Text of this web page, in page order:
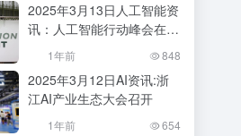
2025年3月13日人工智能资
讯：人工智能行动峰会在巴
黎成功举办
1年前 848
2025年3月12日AI资讯:浙
江AI产业生态大会召开
1年前 654